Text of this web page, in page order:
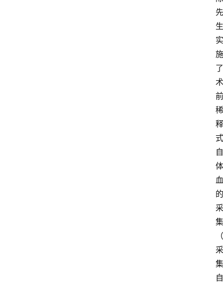
先
生
实
施
了
术
前
稀
释
式
自
体
血
的
采
集
（
采
集
自